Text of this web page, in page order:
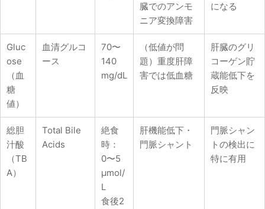
臓でのアンモ
ニア変換障害
になる
Gluc
ose
（血
糖
値）
血清グルコ
ース
70〜
140
mg/dL
（低値が問
題）重度肝障
害では低血糖
肝臓のグリ
コーゲン貯
蔵能低下を
反映
総胆
汁酸
（TB
A）
Total Bile
Acids
絶食
時：
0〜5
μmol/
L
食後2
肝機能低下・
門脈シャント
門脈シャン
トの検出に
特に有用